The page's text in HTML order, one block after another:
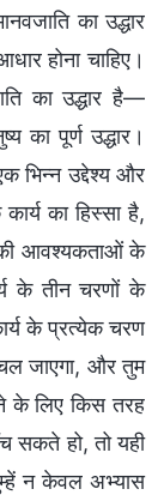
का उद्धार
होना चाहिए।
का उद्धार है—
का पूर्ण उद्धार।
भिन्न उद्देश्य और
का हिस्सा है,
की आवश्यकताओं के
के तीन चरणों के
के प्रत्येक चरण
जाएगा, और तुम
के लिए किस तरह
सकते हो, तो यही
न केवल अभ्यास